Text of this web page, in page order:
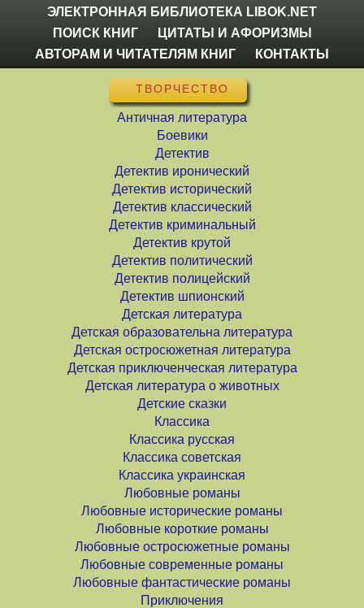
ЭЛЕКТРОННАЯ БИБЛИОТЕКА LIBOK.NET
ПОИСК КНИГ
ЦИТАТЫ И АФОРИЗМЫ
АВТОРАМ И ЧИТАТЕЛЯМ КНИГ
КОНТАКТЫ
ТВОРЧЕСТВО
Античная литература
Боевики
Детектив
Детектив иронический
Детектив исторический
Детектив классический
Детектив криминальный
Детектив крутой
Детектив политический
Детектив полицейский
Детектив шпионский
Детская литература
Детская образовательна литература
Детская остросюжетная литература
Детская приключенческая литература
Детская литература о животных
Детские сказки
Классика
Классика русская
Классика советская
Классика украинская
Любовные романы
Любовные исторические романы
Любовные короткие романы
Любовные остросюжетные романы
Любовные современные романы
Любовные фантастические романы
Приключения